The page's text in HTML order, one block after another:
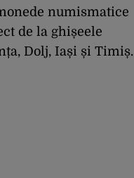
numismatice
de la ghișeele
Dolj, Iași și Timiș.